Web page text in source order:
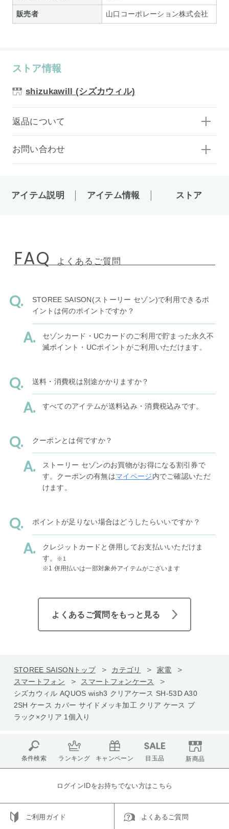
販売者 山口コーポレーション株式会社
ストア情報
shizukawill (シズカウィル)
返品について
お問い合わせ
アイテム説明 アイテム情報 ストア
FAQ よくあるご質問
STOREE SAISON(ストーリー セゾン)で利用できるポ
イントは何のポイントですか？
セゾンカード・UCカードのご利用で貯まった永久不
滅ポイント・UCポイントがご利用いただけます。
送料・消費税は別途かかりますか？
すべてのアイテムが送料込み・消費税込みです。
クーポンとは何ですか？
ストーリー セゾンのお買物がお得になる割引券で
す。クーポンの有無はマイページ内でご確認いただ
けます。
ポイントが足りない場合はどうしたらいいですか？
クレジットカードと併用してお支払いいただけま
す。
※1
※1 併用払いは一部対象外アイテムがございます
よくあるご質問をもっと見る
STOREE SAISONトップ カテゴリ
家電
スマートフォン
スマートフォンケース
シズカウィル AQUOS wish3 クリアケース SH-53D A30
2SH ケース カバー サイドメッキ加工 クリア ケース ブ
ラック×クリア 1個入り
条件検索 ランキング キャンペーン 目玉品 新商品
ログインIDをお持ちでない方はこちら
ご利用ガイド よくあるご質問